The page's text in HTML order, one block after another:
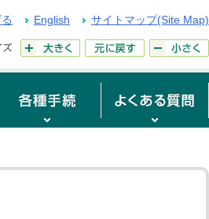
English サイトマップ(Site Map)